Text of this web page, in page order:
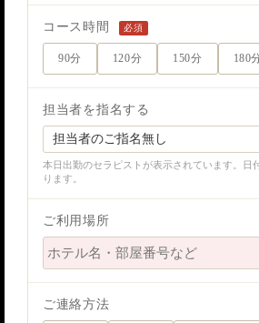
コース時間 必須
90分 120分 150分 180
担当者を指名する
本日出勤のセラピストが表示されています。日
ります。
ご利用場所
ご連絡方法